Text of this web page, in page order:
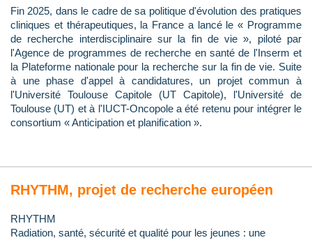
Fin 2025, dans le cadre de sa politique d'évolution des pratiques
cliniques et thérapeutiques, la France a lancé le « Programme
de recherche interdisciplinaire sur la fin de vie », piloté par
l'Agence de programmes de recherche en santé de l'Inserm et
la Plateforme nationale pour la recherche sur la fin de vie. Suite
à une phase d'appel à candidatures, un projet commun à
l'Université Toulouse Capitole (UT Capitole), l'Université de
Toulouse (UT) et à l'IUCT-Oncopole a été retenu pour intégrer le
consortium « Anticipation et planification ».
RHYTHM, projet de recherche européen
RHYTHM
Radiation, santé, sécurité et qualité pour les jeunes : une